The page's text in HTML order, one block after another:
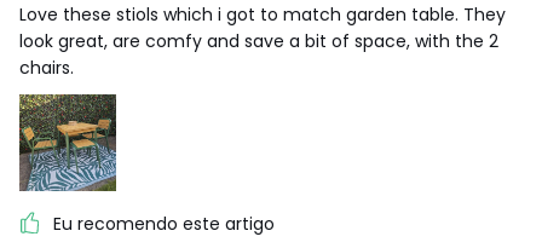
Love these stiols which i got to match garden table. They
look great, are comfy and save a bit of space, with the 2
chairs.
Eu recomendo este artigo